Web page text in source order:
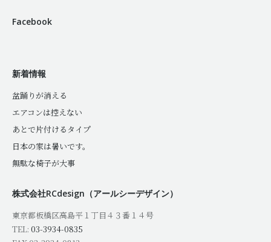
Facebook
新着情報
盆踊りが消える
エアコンは控えない
あとで片付けるタイプ
日本の家は暑いです。
無駄な椅子が大事
株式会社RCdesign（アールシーデザイン）
東京都板橋区高島平１丁目４３番１４号
TEL: 03-3934-0835